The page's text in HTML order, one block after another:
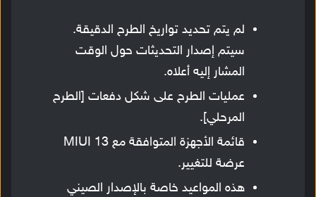
لم يتم تحديد تواريخ الطرح الدقيقة.
سيتم إصدار التحديثات حول الوقت
المشار إليه أعلاه.
عمليات الطرح على شكل دفعات [الطرح
المرحلي].
قائمة الأجهزة المتوافقة مع MIUI 13
عرضة للتغيير.
هذه المواعيد خاصة بالإصدار الصيني